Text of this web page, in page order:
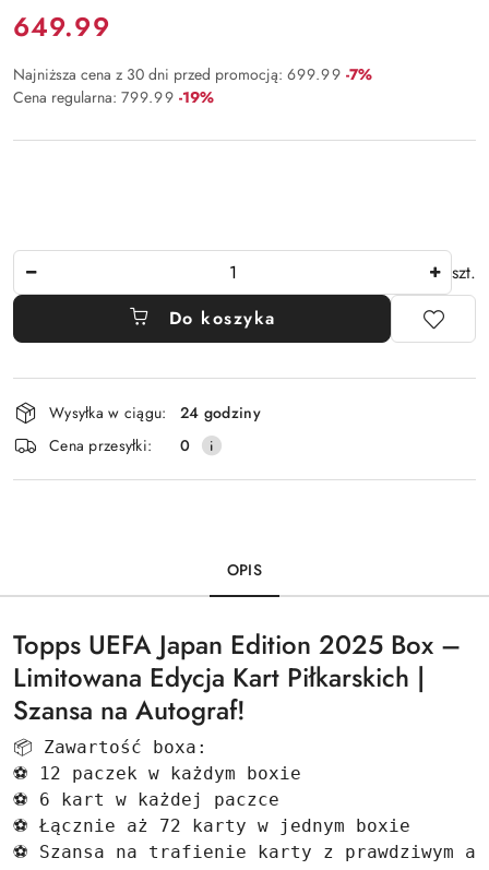
Cena:
649.99
Najniższa cena z 30 dni przed promocją: 699.99 Rabat:
-7%
Cena regularna: 799.99 Rabat:
-19%
szt.
Do koszyka
Dostępność
i
dostawa
Wysyłka w ciągu:
24 godziny
Cena przesyłki:
0
OPIS
Topps UEFA Japan Edition 2025 Box –
Limitowana Edycja Kart Piłkarskich |
Szansa na Autograf!
📦 Zawartość boxa:
⚽ 12 paczek w każdym boxie
⚽ 6 kart w każdej paczce
⚽ Łącznie aż 72 karty w jednym boxie
⚽ Szansa na trafienie karty z prawdziwym